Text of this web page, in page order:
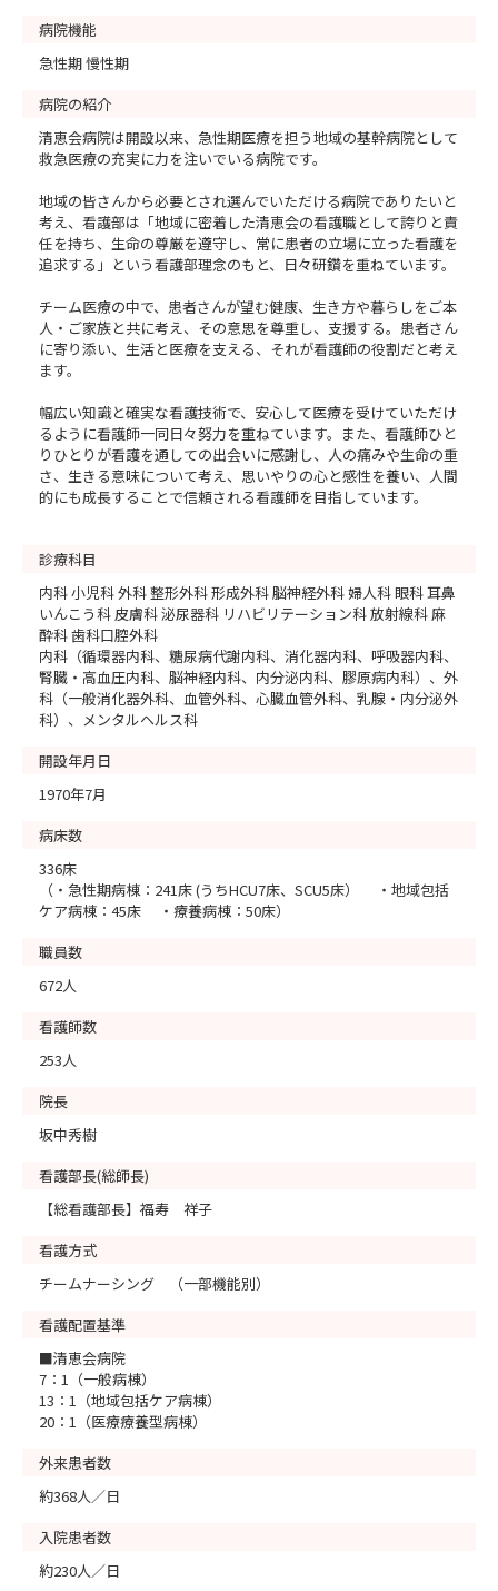
病院機能
急性期 慢性期
病院の紹介
清恵会病院は開設以来、急性期医療を担う地域の基幹病院として
救急医療の充実に力を注いでいる病院です。
地域の皆さんから必要とされ選んでいただける病院でありたいと
考え、看護部は「地域に密着した清恵会の看護職として誇りと責
任を持ち、生命の尊厳を遵守し、常に患者の立場に立った看護を
追求する」という看護部理念のもと、日々研鑽を重ねています。
チーム医療の中で、患者さんが望む健康、生き方や暮らしをご本
人・ご家族と共に考え、その意思を尊重し、支援する。患者さん
に寄り添い、生活と医療を支える、それが看護師の役割だと考え
ます。
幅広い知識と確実な看護技術で、安心して医療を受けていただけ
るように看護師一同日々努力を重ねています。また、看護師ひと
りひとりが看護を通しての出会いに感謝し、人の痛みや生命の重
さ、生きる意味について考え、思いやりの心と感性を養い、人間
的にも成長することで信頼される看護師を目指しています。
診療科目
内科 小児科 外科 整形外科 形成外科 脳神経外科 婦人科 眼科 耳鼻
いんこう科 皮膚科 泌尿器科 リハビリテーション科 放射線科 麻
酔科 歯科口腔外科
内科（循環器内科、糖尿病代謝内科、消化器内科、呼吸器内科、
腎臓・高血圧内科、脳神経内科、内分泌内科、膠原病内科）、外
科（一般消化器外科、血管外科、心臓血管外科、乳腺・内分泌外
科）、メンタルヘルス科
開設年月日
1970年7月
病床数
336床
（・急性期病棟：241床 (うちHCU7床、SCU5床） ・地域包括
ケア病棟：45床 ・療養病棟：50床）
職員数
672人
看護師数
253人
院長
坂中秀樹
看護部長(総師長)
【総看護部長】福寿 祥子
看護方式
チームナーシング （一部機能別）
看護配置基準
■清恵会病院
7：1（一般病棟）
13：1（地域包括ケア病棟）
20：1（医療療養型病棟）
外来患者数
約368人／日
入院患者数
約230人／日